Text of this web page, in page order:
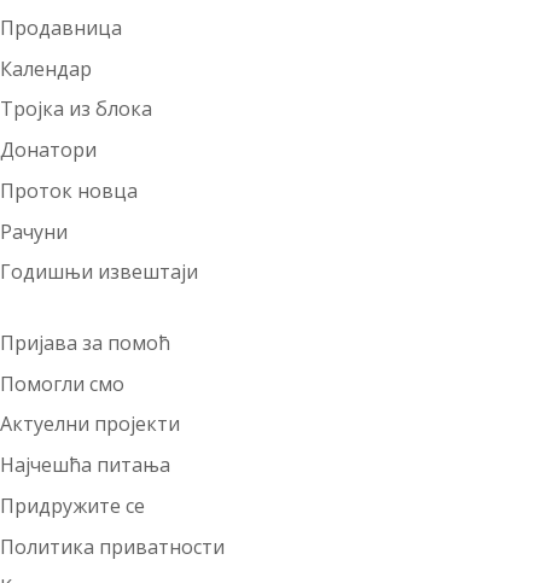
Продавница
Календар
Тројка из блока
Донатори
Проток новца
Рачуни
Годишњи извештаји
Пријава за помоћ
Помогли смо
Актуелни пројекти
Најчешћа питања
Придружите се
Политика приватности